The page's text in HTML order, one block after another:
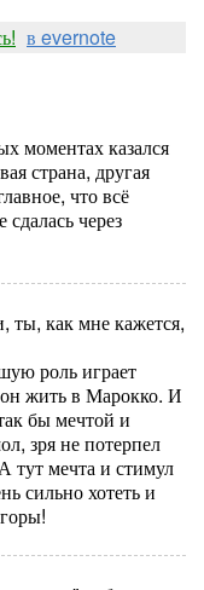
в evernote
моментах казался
страна, другая
что всё
через
ты, как мне кажется,
роль играет
жить в Марокко. И
бы мечтой и
зря не потерпел
тут мечта и стимул
сильно хотеть и